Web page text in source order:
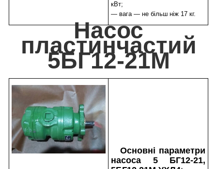
кВт;
— вага — не більш ніж 17 кг.
Насос
пластинчастий
5БГ12-21М
Основні параметри
насоса 5 БГ12-21,